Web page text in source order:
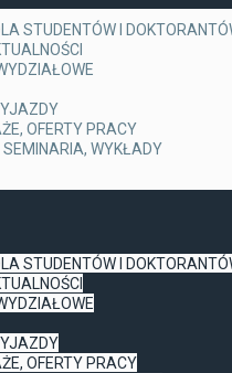
STUDENTÓW I
OFERTY PRACY
SEMINARIA, WYKŁADY
STUDENTÓW I
OFERTY PRACY